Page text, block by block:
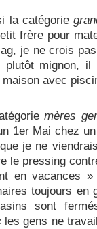
la catégorie
frère pour
je ne crois
plutôt mignon,
maison avec
mères
1er Mai chez
je ne
le pressing
en vacances
toujours
sont
les gens ne